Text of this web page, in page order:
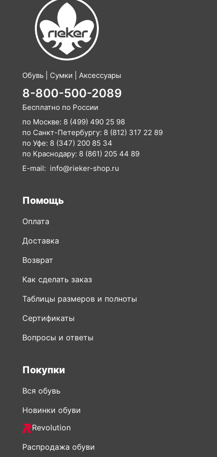
Обувь | Сумки | Аксессуары
8-800-500-2089
Бесплатно по России
по Москве: 8 (499) 490 25 98
по Санкт-Петербургу: 8 (812) 317 22 89
по Уфе: 8 (347) 200 85 34
по Краснодару: 8 (861) 205 44 89
E-mail: info@rieker-shop.ru
Помощь
Оплата
Доставка
Возврат
Как сделать заказ
Таблицы размеров и полноты
Сертификаты
Вопросы и ответы
Покупки
Вся обувь
Новинки обуви
Revolution
Распродажа обуви